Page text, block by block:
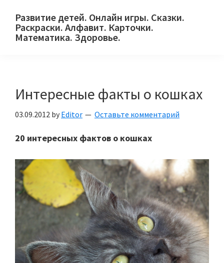
primary
main
primary
Развитие детей. Онлайн игры. Сказки.
Раскраски. Алфавит. Карточки.
Математика. Здоровье.
и
родителей.
Интересные факты о кошках
03.09.2012 by Editor Оставьте комментарий
20 интересных фактов о кошках